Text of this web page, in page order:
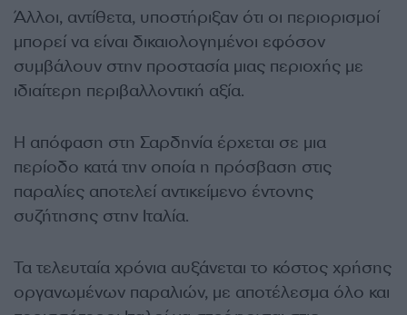
Άλλοι, αντίθετα, υποστήριξαν ότι οι περιορισμοί
μπορεί να είναι δικαιολογημένοι εφόσον
συμβάλουν στην προστασία μιας περιοχής με
ιδιαίτερη περιβαλλοντική αξία.
Η απόφαση στη Σαρδηνία έρχεται σε μια
περίοδο κατά την οποία η πρόσβαση στις
παραλίες αποτελεί αντικείμενο έντονης
συζήτησης στην Ιταλία.
Τα τελευταία χρόνια αυξάνεται το κόστος χρήσης
οργανωμένων παραλιών, με αποτέλεσμα όλο και